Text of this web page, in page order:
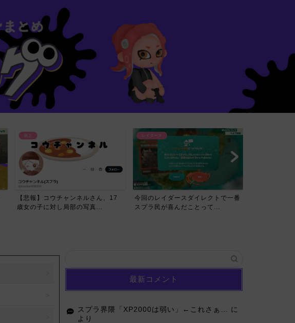
レイダース
今回のレイダースダイレクトで一番
スプラ民が喜んだことって...
レイダース
【賛否】レイダースダイレクトを見
たスプラ民の反応ｗｗｗｗ...
最新コメント
スプラ界隈「XP2000は弱い」←これさぁ…
に
より